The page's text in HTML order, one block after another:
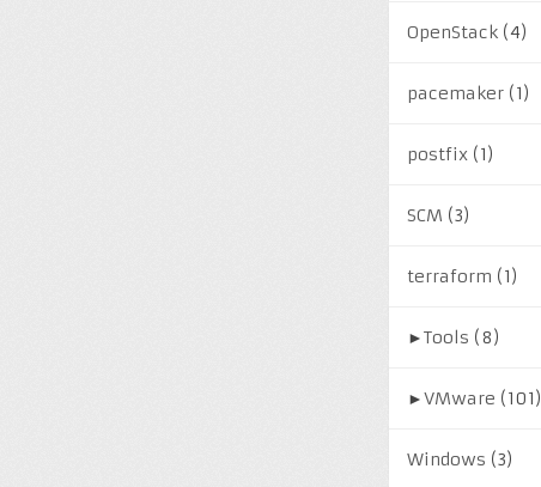
OpenStack (4)
pacemaker (1)
postfix (1)
SCM (3)
terraform (1)
►Tools (8)
►VMware (101)
Windows (3)